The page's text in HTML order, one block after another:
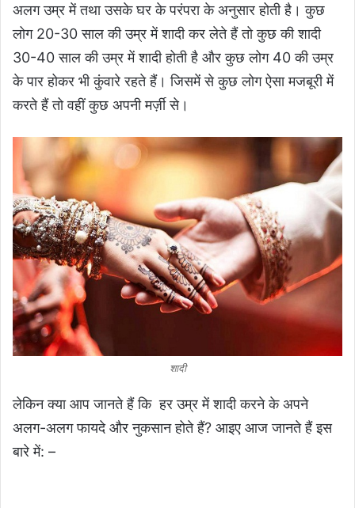
अलग उम्र में तथा उसके घर के परंपरा के अनुसार होती है। कुछ
लोग 20-30 साल की उम्र में शादी कर लेते हैं तो कुछ की शादी
30-40 साल की उम्र में शादी होती है और कुछ लोग 40 की उम्र
के पार होकर भी कुंवारे रहते हैं। जिसमें से कुछ लोग ऐसा मजबूरी में
करते हैं तो वहीं कुछ अपनी मर्ज़ी से।
शादी
लेकिन क्या आप जानते हैं कि हर उम्र में शादी करने के अपने
अलग-अलग फायदे और नुकसान होते हैं? आइए आज जानते हैं इस
बारे में: –